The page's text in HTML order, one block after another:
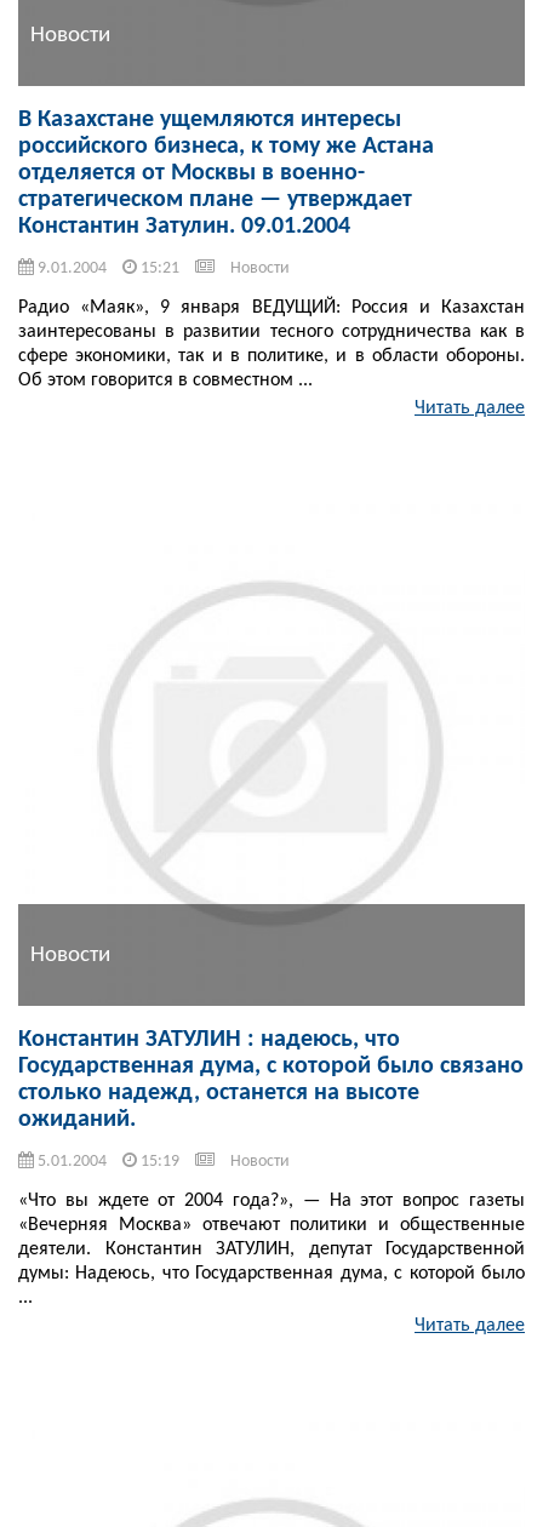
Новости
В Казахстане ущемляются интересы
российского бизнеса, к тому же Астана
отделяется от Москвы в военно-
стратегическом плане — утверждает
Константин Затулин. 09.01.2004
9.01.2004 15:21 Новости
Радио «Маяк», 9 января ВЕДУЩИЙ: Россия и Казахстан
заинтересованы в развитии тесного сотрудничества как в
сфере экономики, так и в политике, и в области обороны.
Об этом говорится в совместном ...
Читать далее
Новости
Константин ЗАТУЛИН : надеюсь, что
Государственная дума, с которой было связано
столько надежд, останется на высоте
ожиданий.
5.01.2004 15:19 Новости
«Что вы ждете от 2004 года?», — На этот вопрос газеты
«Вечерняя Москва» отвечают политики и общественные
деятели. Константин ЗАТУЛИН, депутат Государственной
думы: Надеюсь, что Государственная дума, с которой было
...
Читать далее